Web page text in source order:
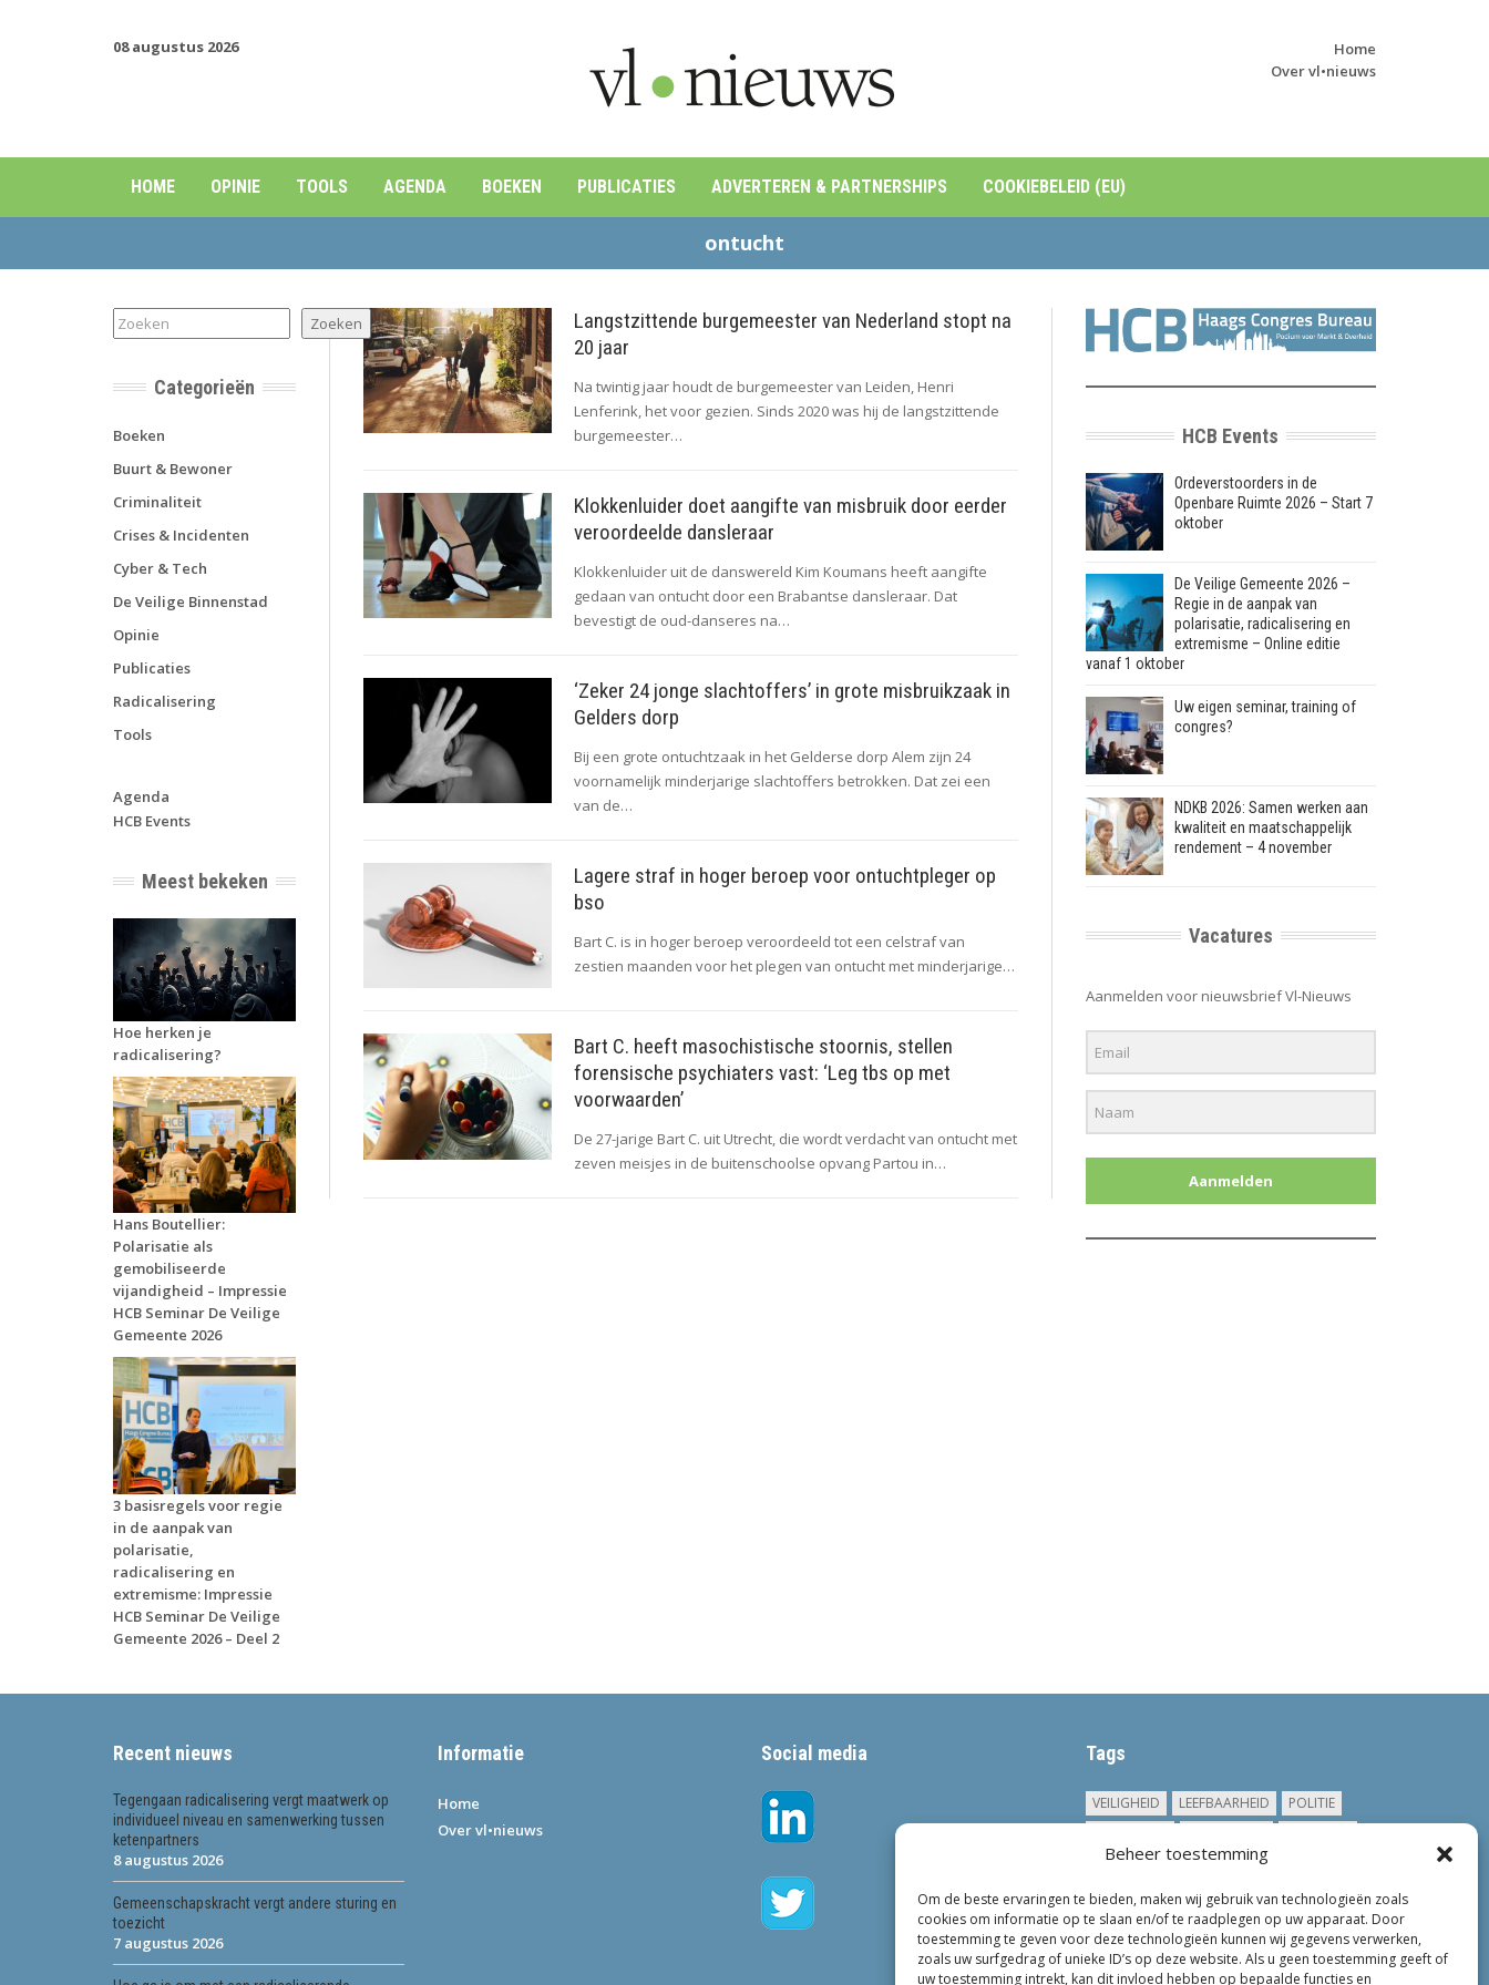
Beheer toestemming
Om de beste ervaringen te bieden, maken wij gebruik van technologieën zoals
cookies om informatie op te slaan en/of te raadplegen op uw apparaat. Door
toestemming te geven voor deze technologieën kunnen wij gegevens verwerken,
zoals uw surfgedrag of unieke ID’s op deze website. Als u geen toestemming geeft of
uw toestemming intrekt, kan dit invloed hebben op bepaalde functies en
08 augustus 2026
Home
Over vl•nieuws
HOME OPINIE TOOLS AGENDA BOEKEN PUBLICATIES ADVERTEREN & PARTNERSHIPS COOKIEBELEID (EU)
ontucht
Langstzittende burgemeester van Nederland stopt na
20 jaar
Na twintig jaar houdt de burgemeester van Leiden, Henri
Lenferink, het voor gezien. Sinds 2020 was hij de langstzittende
burgemeester…
Klokkenluider doet aangifte van misbruik door eerder
veroordeelde dansleraar
Klokkenluider uit de danswereld Kim Koumans heeft aangifte
gedaan van ontucht door een Brabantse dansleraar. Dat
bevestigt de oud-danseres na…
‘Zeker 24 jonge slachtoffers’ in grote misbruikzaak in
Gelders dorp
Bij een grote ontuchtzaak in het Gelderse dorp Alem zijn 24
voornamelijk minderjarige slachtoffers betrokken. Dat zei een
van de…
Lagere straf in hoger beroep voor ontuchtpleger op
bso
Bart C. is in hoger beroep veroordeeld tot een celstraf van
zestien maanden voor het plegen van ontucht met minderjarige…
Bart C. heeft masochistische stoornis, stellen
forensische psychiaters vast: ‘Leg tbs op met
voorwaarden’
De 27-jarige Bart C. uit Utrecht, die wordt verdacht van ontucht met
zeven meisjes in de buitenschoolse opvang Partou in…
Zoeken Zoeken
Categorieën
Boeken
Buurt & Bewoner
Criminaliteit
Crises & Incidenten
Cyber & Tech
De Veilige Binnenstad
Opinie
Publicaties
Radicalisering
Tools
Agenda
HCB Events
Meest bekeken
Hoe herken je
radicalisering?
Hans Boutellier:
Polarisatie als
gemobiliseerde
vijandigheid – Impressie
HCB Seminar De Veilige
Gemeente 2026
3 basisregels voor regie
in de aanpak van
polarisatie,
radicalisering en
extremisme: Impressie
HCB Seminar De Veilige
Gemeente 2026 – Deel 2
HCB Events
Ordeverstoorders in de
Openbare Ruimte 2026 – Start 7
oktober
De Veilige Gemeente 2026 –
Regie in de aanpak van
polarisatie, radicalisering en
extremisme – Online editie
vanaf 1 oktober
Uw eigen seminar, training of
congres?
NDKB 2026: Samen werken aan
kwaliteit en maatschappelijk
rendement – 4 november
Vacatures
Aanmelden voor nieuwsbrief Vl-Nieuws
Aanmelden
Recent nieuws
Tegengaan radicalisering vergt maatwerk op
individueel niveau en samenwerking tussen
ketenpartners
8 augustus 2026
Gemeenschapskracht vergt andere sturing en
toezicht
7 augustus 2026
Informatie
Home
Over vl•nieuws
Social media Tags
VEILIGHEID LEEFBAARHEID
POLITIE
TOEZICHT
KINDEROPVANG
CRIMINALITEIT
PRIVACY
OM
KINDEREN
NEDERLAND ONDERMIJNING